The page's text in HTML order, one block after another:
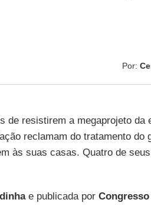
Por:
de resistirem a megaprojeto da
reclamam do tratamento do
às suas casas. Quatro de
e publicada por